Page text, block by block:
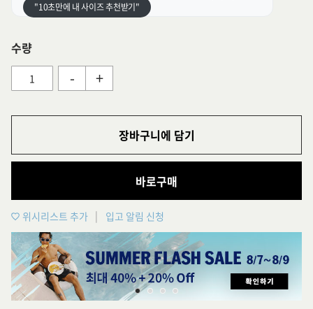
"10초만에 내 사이즈 추천받기"
수량
- +
장바구니에 담기
바로구매
위시리스트 추가 입고 알림 신청